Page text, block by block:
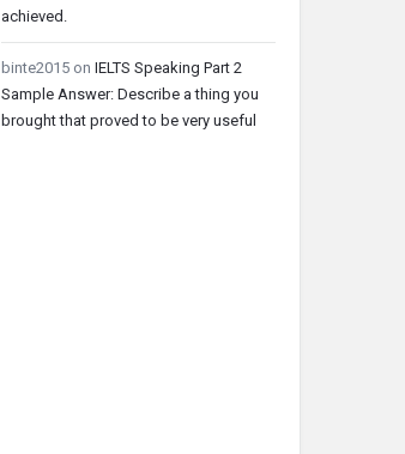
achieved.
binte2015 on IELTS Speaking Part 2
Sample Answer: Describe a thing you
brought that proved to be very useful